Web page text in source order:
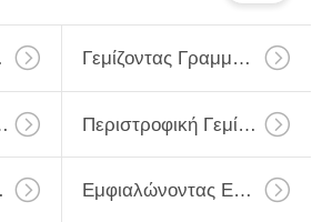
Γεμίζοντας Γραμμή Γάλακτος Monoblock
Γάλακτος Περιστροφική Γεμίζοντας Γραμμή Μπουκαλιών Γάλακτος
Εμφιαλώνοντας Εξοπλισμός Γάλακτος